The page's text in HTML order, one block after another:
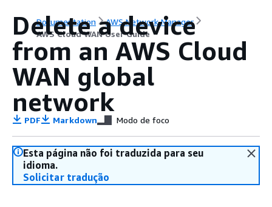
Documentation
AWS Network Manager
AWS Cloud WAN User Guide
Delete a device
from an AWS Cloud
WAN global
network
PDF Markdown Modo de foco
Esta página não foi traduzida para seu
idioma.
Solicitar tradução